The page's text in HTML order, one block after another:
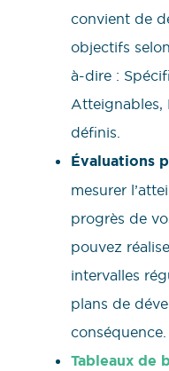
convient de
objectifs
à-dire :
Atteignables,
définis.
Évaluations
mesurer
progrès de
pouvez
intervalles
plans de
conséquence.
Tableaux de